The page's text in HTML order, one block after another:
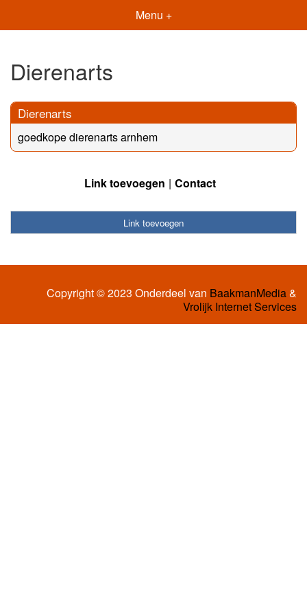
Menu +
Dierenarts
Dierenarts
goedkope dierenarts arnhem
Link toevoegen Contact
Link toevoegen
Copyright © 2023 Onderdeel van BaakmanMedia&
Vrolijk Internet Services